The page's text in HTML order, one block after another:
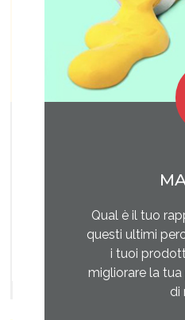
Qual è il tuo
questi ultimi
i tuoi prodotti o
migliorare la tua
di